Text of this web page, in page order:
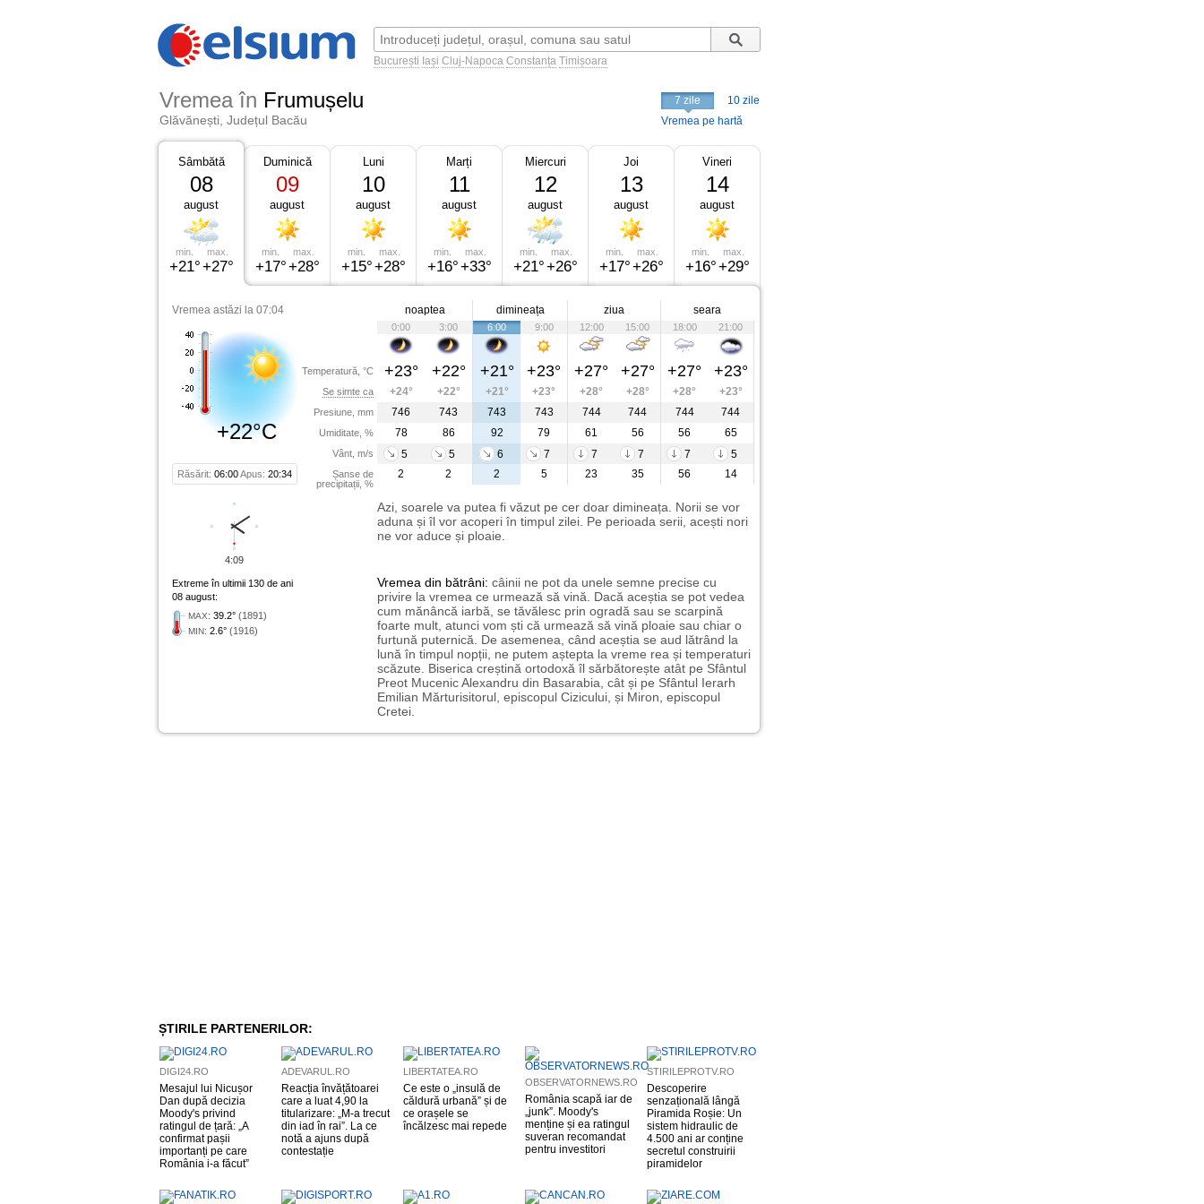
București Iași Cluj-Napoca Constanța Timișoara
Vremea în Frumușelu
Glăvănești, Județul Bacău
7 zile
10 zile
Vremea pe hartă
Sâmbătă
08
august
min.
+21°
max.
+27°
Duminică
09
august
min.
+17°
max.
+28°
Luni
10
august
min.
+15°
max.
+28°
Marți
11
august
min.
+16°
max.
+33°
Miercuri
12
august
min.
+21°
max.
+26°
Joi
13
august
min.
+17°
max.
+26°
Vineri
14
august
min.
+16°
max.
+29°
Vremea astăzi la 07:04
+22°C
Răsărit: 06:00Apus: 20:34
Temperatură, °C
Se simte ca
Presiune, mm
Umiditate, %
Vânt, m/s
Șanse de
precipitații, %
noaptea dimineața ziua seara
0:00 3:00 6:00 9:00 12:00 15:00 18:00 21:00
+23° +22° +21° +23° +27° +27° +27° +23°
+24° +22° +21° +23° +28° +28° +28°
+23°
746
743 743 743 744 744 744
744
78
86 92 79 61 56 56
65
5
5 6 7 7 7 7
5
2
2 2 5 23 35 56 14
Azi, soarele va putea fi văzut pe cer doar dimineața. Norii se vor
aduna și îl vor acoperi în timpul zilei. Pe perioada serii, acești nori
ne vor aduce și ploaie.
Extreme în ultimii 130 de ani
08 august:
MAX: 39.2° (1891)
MIN: 2.6° (1916)
Vremea din bătrâni: câinii ne pot da unele semne precise cu
privire la vremea ce urmează să vină. Dacă aceștia se pot vedea
cum mănâncă iarbă, se tăvălesc prin ogradă sau se scarpină
foarte mult, atunci vom ști că urmează să vină ploaie sau chiar o
furtună puternică. De asemenea, când aceștia se aud lătrând la
lună în timpul nopții, ne putem aștepta la vreme rea și temperaturi
scăzute. Biserica creștină ortodoxă îl sărbătorește atât pe Sfântul
Preot Mucenic Alexandru din Basarabia, cât și pe Sfântul Ierarh
Emilian Mărturisitorul, episcopul Cizicului, și Miron, episcopul
Cretei.
4:09
ȘTIRILE PARTENERILOR:
DIGI24.RO
Mesajul lui Nicușor
Dan după decizia
Moody's privind
ratingul de țară: „A
confirmat pașii
importanți pe care
România i-a făcut”
ADEVARUL.RO
Reacția învățătoarei
care a luat 4,90 la
titularizare: „M-a trecut
din iad în rai”. La ce
notă a ajuns după
contestație
LIBERTATEA.RO
Ce este o „insulă de
căldură urbană” și de
ce orașele se
încălzesc mai repede
OBSERVATORNEWS.RO
România scapă iar de
„junk”. Moody's
menține și ea ratingul
suveran recomandat
pentru investitori
STIRILEPROTV.RO
Descoperire
senzațională lângă
Piramida Roșie: Un
sistem hidraulic de
4.500 ani ar conține
secretul construirii
piramidelor